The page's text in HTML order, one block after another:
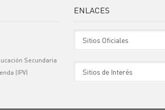
Secundaria
(IPV)
ENLACES